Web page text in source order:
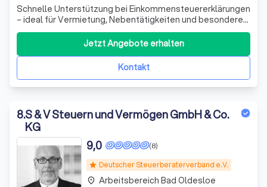
Schnelle Unterstützung bei Einkommensteuererklärungen
– ideal für Vermietung, Nebentätigkeiten und besondere
private Situationen. Persönlich und unkompliziert.
Kontakt
Jetzt Angebote erhalten
8.S & V Steuern und Vermögen GmbH & Co.
KG
star Deutscher Steuerberaterverband e.V.
(8)
9,0
place Arbeitsbereich Bad Oldesloe